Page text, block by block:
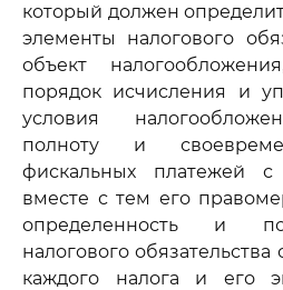
который должен
элементы налогового
объект
порядок исчисления и
условия
полноту и
фискальных платежей
вместе с тем его
определенность и
налогового обязательства
каждого налога и его